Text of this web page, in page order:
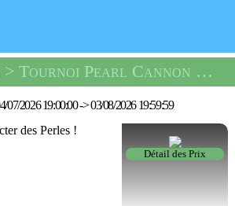
> Tournoi Pearl Cannon -
07/2026 19:00:00->03/08/2026 19:59:59
Détail des Prix